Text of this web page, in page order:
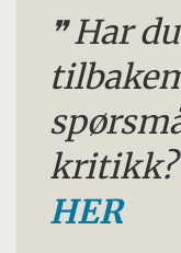
Har
kritikk?
HER